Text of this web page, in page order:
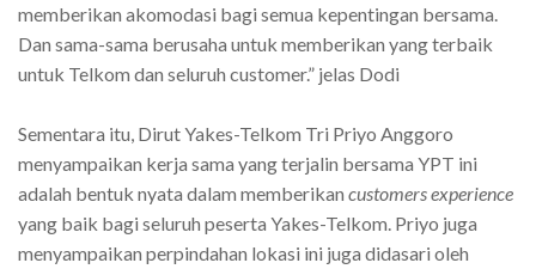
memberikan akomodasi bagi semua kepentingan bersama.
Dan sama-sama berusaha untuk memberikan yang terbaik
untuk Telkom dan seluruh customer.” jelas Dodi
Sementara itu, Dirut Yakes-Telkom Tri Priyo Anggoro
menyampaikan kerja sama yang terjalin bersama YPT ini
adalah bentuk nyata dalam memberikan customers experience
yang baik bagi seluruh peserta Yakes-Telkom. Priyo juga
menyampaikan perpindahan lokasi ini juga didasari oleh